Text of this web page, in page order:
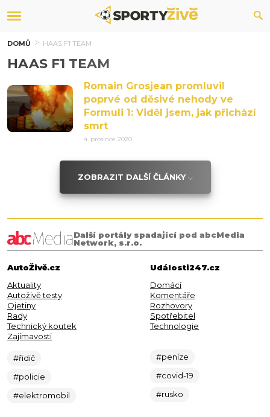
DOMŮ HAAS F1 TEAM
HAAS F1 TEAM
Romain Grosjean promluvil
poprvé od děsivé nehody ve
Formuli 1: Viděl jsem, jak přichází
smrt
4. prosince 2020
ZOBRAZIT DALŠÍ ČLÁNKY
Další portály spadající pod abcMedia
Network, s.r.o.
AutoŽivě.cz
Aktuality
Autoživě testy
Ojetiny
Rady
Technický koutek
Zajímavosti
#řidič
#policie
#elektromobil
Události247.cz
Domácí
Komentáře
Rozhovory
Spotřebitel
Technologie
#peníze
#covid-19
#rusko